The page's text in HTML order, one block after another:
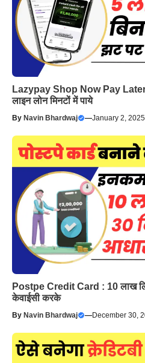
Lazypay Shop Now Pay
लाइन लोन मिनटों में पाये
By Navin Bhardwaj —January 2, 2025
Postpe Credit Card : 10 लाख
केवाईसी करके
By Navin Bhardwaj —December 30,